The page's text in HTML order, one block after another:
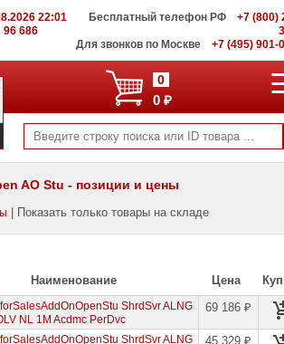
22:01
96 686
Бесплатный телефон РФ
+7 (800)
Для звонков по Москве
+7 (495) 901-
0
0 ₽
AO Stu - позиции и цены
| Показать только товары на складе
Наименование Цена
ShrdSvr ALNG
NL 1M Acdmc PerDvc
69 186 ₽
ShrdSvr ALNG
45 329 ₽